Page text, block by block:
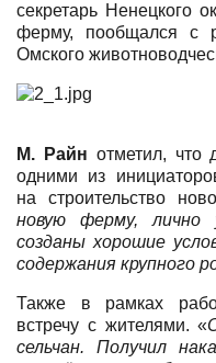
секретарь Ненецкого
ферму, пообщался с
Омского
М. Райн отметил,
одними из
на строительство
новую ферму, лично
созданы хорошие
содержания крупного
Также в рамках
встречу с жителями. «
сельчан. Получил